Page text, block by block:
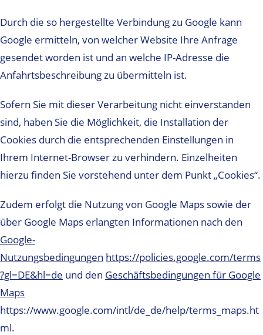
Durch die so hergestellte Verbindung zu Google kann
Google ermitteln, von welcher Website Ihre Anfrage
gesendet worden ist und an welche IP-Adresse die
Anfahrtsbeschreibung zu übermitteln ist.
Sofern Sie mit dieser Verarbeitung nicht einverstanden
sind, haben Sie die Möglichkeit, die Installation der
Cookies durch die entsprechenden Einstellungen in
Ihrem Internet-Browser zu verhindern. Einzelheiten
hierzu finden Sie vorstehend unter dem Punkt „Cookies“.
Zudem erfolgt die Nutzung von Google Maps sowie der
über Google Maps erlangten Informationen nach den
Google-
Nutzungsbedingungen https://policies.google.com/terms
?gl=DE&hl=de und den Geschäftsbedingungen für Google
Maps
https://www.google.com/intl/de_de/help/terms_maps.ht
ml.